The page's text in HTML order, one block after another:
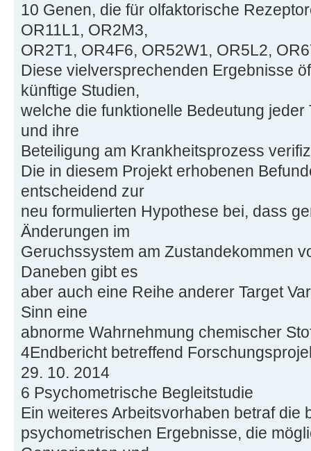
10 Genen, die für olfaktorische
OR11L1, OR2M3,
OR2T1, OR4F6, OR52W1, OR5L2,
Diese vielversprechenden Ergebnisse
künftige Studien,
welche die funktionelle Bedeutung jeder
und ihre
Beteiligung am Krankheitsprozess
Die in diesem Projekt erhobenen
entscheidend zur
neu formulierten Hypothese bei, dass
Änderungen im
Geruchssystem am Zustandekommen
Daneben gibt es
aber auch eine Reihe anderer Target
Sinn eine
abnorme Wahrnehmung chemischer
4Endbericht betreffend
29. 10. 2014
6 Psychometrische Begleitstudie
Ein weiteres Arbeitsvorhaben betraf die
psychometrischen Ergebnisse, die